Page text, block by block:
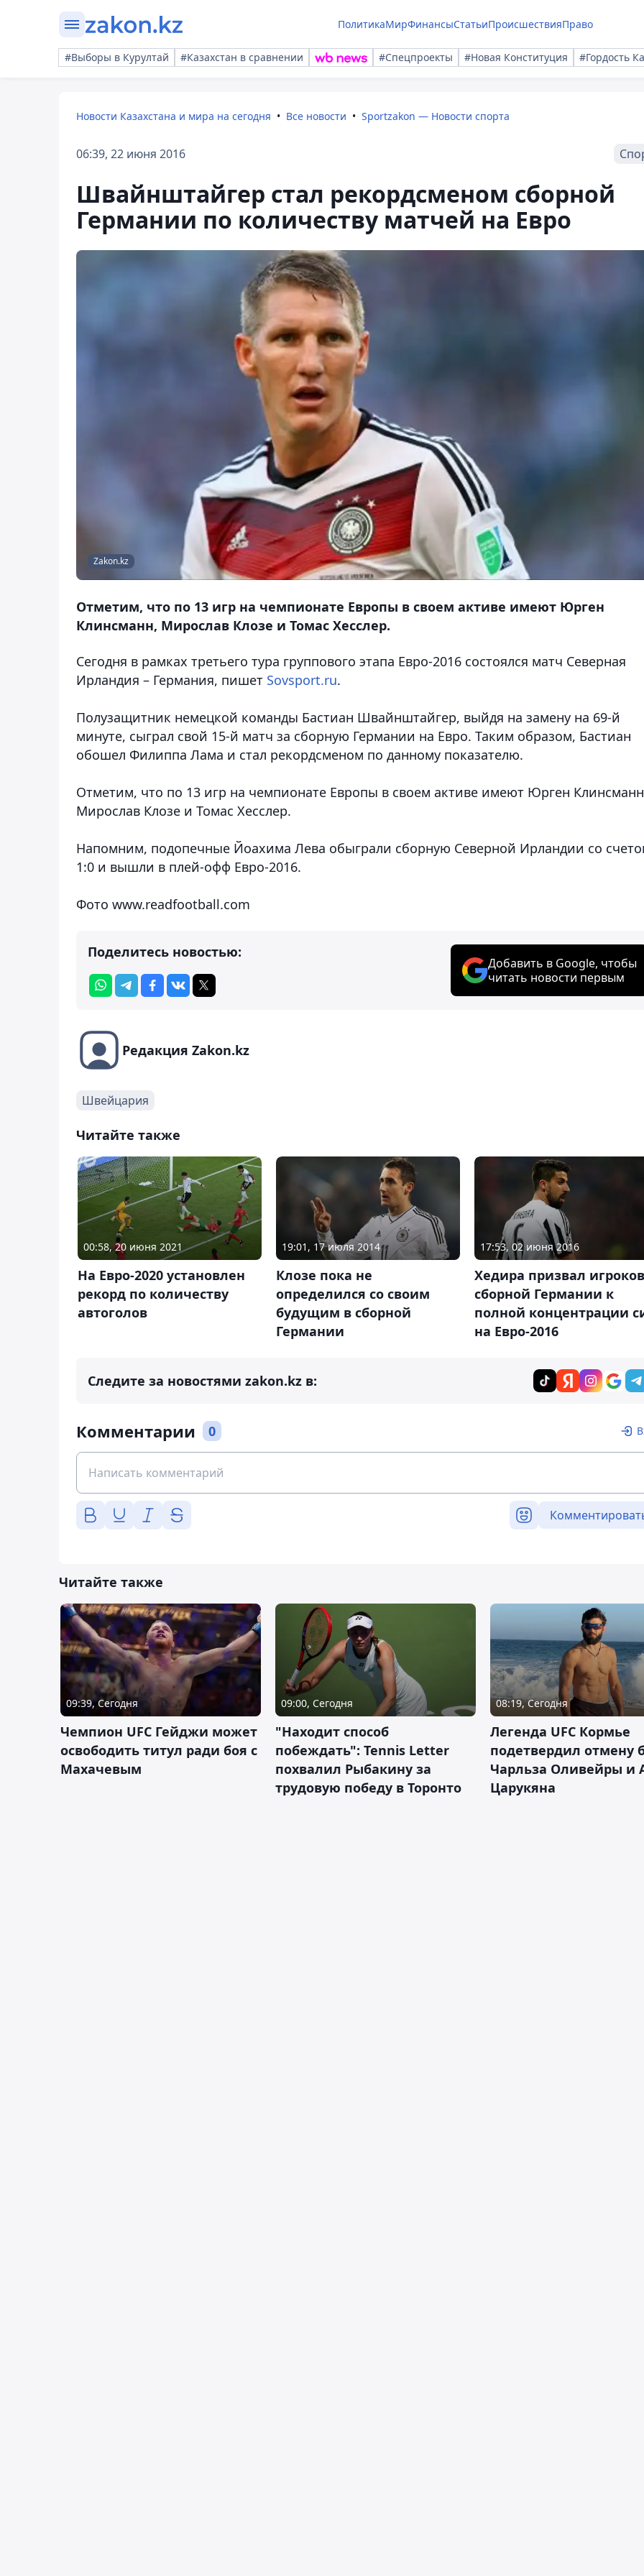
ПолитикаМирФинансыСтатьиПроисшествияПраво
#Выборы в Курултай #Казахстан в сравнении #Спецпроекты #Новая Конституция #Гордость
Новости Казахстана и мира на сегодня Все новости Sportzakon — Новости спорта
06:39, 22 июня 2016
Швайнштайгер стал рекордсменом сборной
Германии по количеству матчей на Евро
Zakon.kz
Отметим, что по 13 игр на чемпионате Европы в своем активе имеют Юрген
Клинсманн, Мирослав Клозе и Томас Хесслер.
Сегодня в рамках третьего тура группового этапа Евро-2016 состоялся матч Северная
Ирландия – Германия, пишет Sovsport.ru.
Полузащитник немецкой команды Бастиан Швайнштайгер, выйдя на замену на 69-й
минуте, сыграл свой 15-й матч за сборную Германии на Евро. Таким образом, Бастиан
обошел Филиппа Лама и стал рекордсменом по данному показателю.
Отметим, что по 13 игр на чемпионате Европы в своем активе имеют Юрген
Мирослав Клозе и Томас Хесслер.
Напомним, подопечные Йоахима Лева обыграли сборную Северной Ирландии со
1:0 и вышли в плей-офф Евро-2016.
Фото www.readfootball.com
Поделитесь новостью:
Добавить в Google, чтобы
читать новости первым
Редакция Zakon.kz
Швейцария
Читайте также
00:58, 20 июня 2021
На Евро-2020 установлен
рекорд по количеству
автоголов
19:01, 17 июля 2014
Клозе пока не
определился со своим
будущим в сборной
Германии
17:53, 02 июня 2016
Хедира призвал игроков
сборной Германии к
полной концентрации
на Евро-2016
Следите за новостями zakon.kz в:
Комментарии 0
Читайте также
09:39, Сегодня
Чемпион UFC Гейджи может
освободить титул ради боя с
Махачевым
09:00, Сегодня
"Находит способ
побеждать": Tennis Letter
похвалил Рыбакину за
трудовую победу в Торонто
08:19, Сегодня
Легенда UFC Кормье
подетвердил отмену
Чарльза Оливейры и
Царукяна